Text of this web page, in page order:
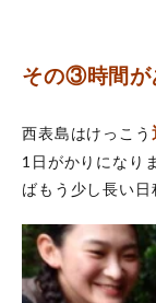
その③時間が
西表島はけっこう
1日がかりになり
ばもう少し長い日